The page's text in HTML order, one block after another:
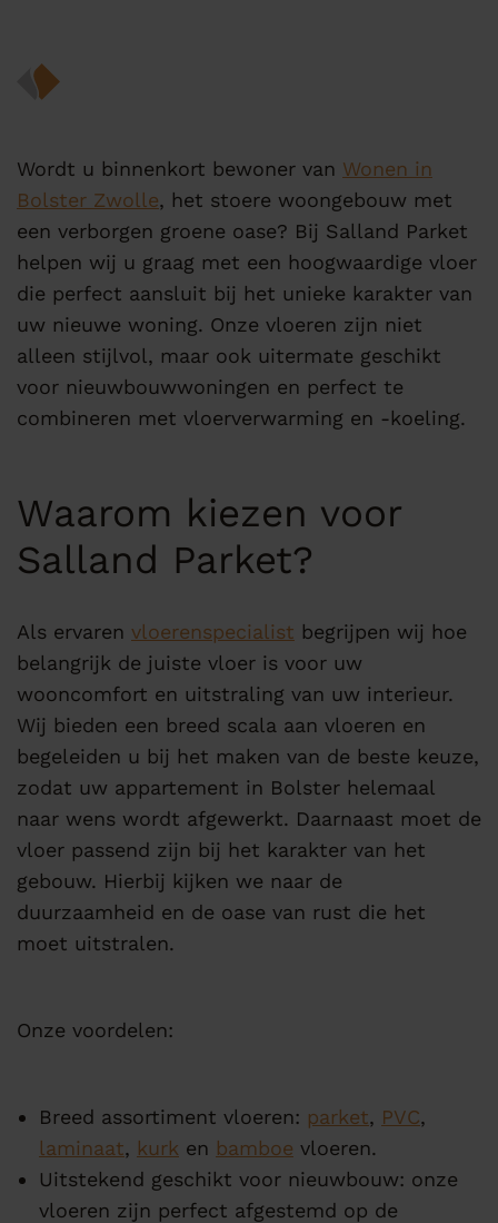
Wordt u binnenkort bewoner van Wonen in
Bolster Zwolle, het stoere woongebouw met
een verborgen groene oase? Bij Salland Parket
helpen wij u graag met een hoogwaardige vloer
die perfect aansluit bij het unieke karakter van
uw nieuwe woning. Onze vloeren zijn niet
alleen stijlvol, maar ook uitermate geschikt
voor nieuwbouwwoningen en perfect te
combineren met vloerverwarming en -koeling.
Waarom kiezen voor
Salland Parket?
Als ervaren vloerenspecialist begrijpen wij hoe
belangrijk de juiste vloer is voor uw
wooncomfort en uitstraling van uw interieur.
Wij bieden een breed scala aan vloeren en
begeleiden u bij het maken van de beste keuze,
zodat uw appartement in Bolster helemaal
naar wens wordt afgewerkt. Daarnaast moet de
vloer passend zijn bij het karakter van het
gebouw. Hierbij kijken we naar de
duurzaamheid en de oase van rust die het
moet uitstralen.
Onze voordelen:
Breed assortiment vloeren: parket, PVC,
laminaat, kurk en bamboe vloeren.
Uitstekend geschikt voor nieuwbouw: onze
vloeren zijn perfect afgestemd op de